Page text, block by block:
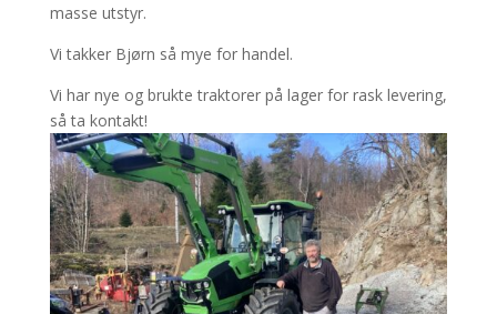
masse utstyr.
Vi takker Bjørn så mye for handel.
Vi har nye og brukte traktorer på lager for rask levering,
så ta kontakt!